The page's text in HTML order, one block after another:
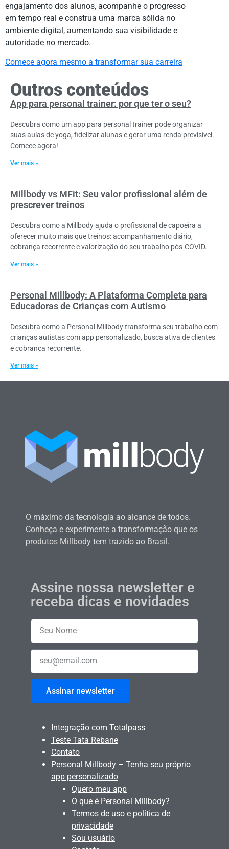
engajamento dos alunos, acompanhe o progresso
em tempo real e construa uma marca sólida no
ambiente digital, aumentando sua visibilidade e
autoridade no mercado.
Comece agora mesmo a transformar sua carreira
Outros conteúdos
App para personal trainer: por que ter o seu?
Descubra como um app para personal trainer pode organizar
suas aulas de yoga, fidelizar alunas e gerar uma renda previsível.
Comece agora!
Ver mais »
Millbody vs MFit: Seu valor profissional além de
prescrever treinos
Descubra como a Millbody ajuda o profissional de capoeira a
oferecer muito mais que treinos: acompanhamento diário,
cobrança recorrente e valorização do seu trabalho pós-COVID.
Ver mais »
Personal Millbody: A Plataforma Completa para
Educadoras de Crianças com Autismo
Descubra como a Personal Millbody transforma seu trabalho com
crianças autistas com app personalizado, busca ativa de clientes
e cobrança recorrente.
Ver mais »
O máximo da tecnologia ao alcance de todos.
Conheça e experimente a transformação que os
produtos Millbody tem trazido ao Brasil.
Assine nossa newsletter e
receba dicas e novidades
Assinar newsletter
Integração com Totalpass
Teste Tata Rebane
Contato
Personal Millbody – Tenha seu próprio
app personalizado
Quero meu app
O que é Personal Millbody?
Termos de uso e política de
privacidade
Sou usuário